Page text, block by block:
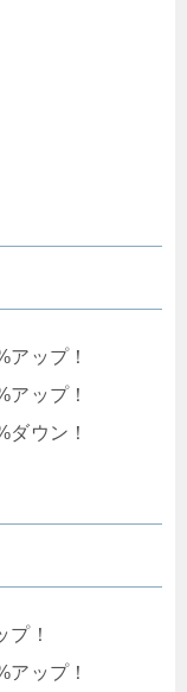
ップ！
ップ！
ウン！
！
ップ！